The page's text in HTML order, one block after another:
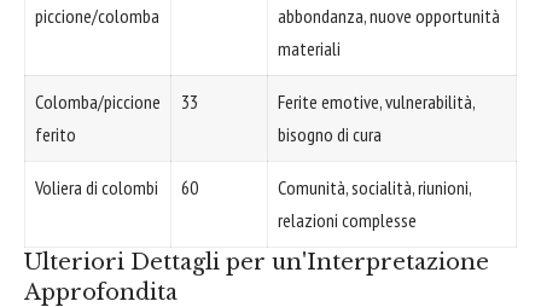
piccione/colomba
abbondanza, nuove opportunità
materiali
Colomba/piccione
ferito
33
Ferite emotive, vulnerabilità,
bisogno di cura
Voliera di colombi 60
Comunità, socialità, riunioni,
relazioni complesse
Ulteriori Dettagli per un'Interpretazione
Approfondita